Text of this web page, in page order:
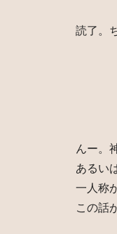
読了。
んー。
あるい
一人称
この話